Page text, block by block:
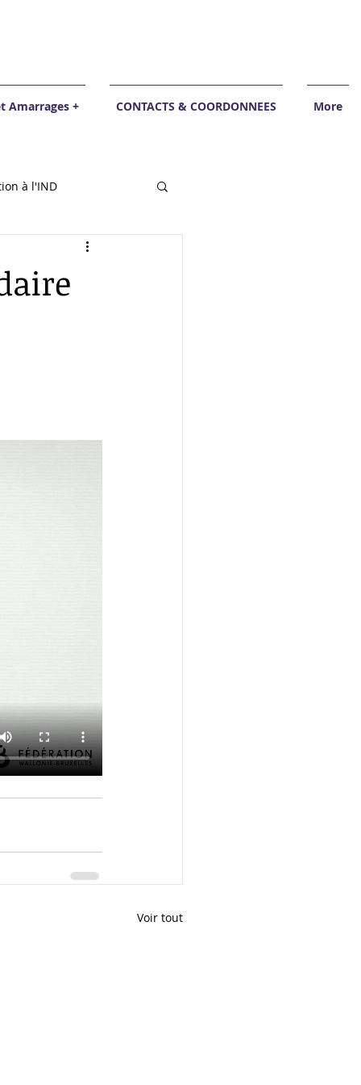
Amarrages + CONTACTS & COORDONNEES More
à l'IND
Voir tout